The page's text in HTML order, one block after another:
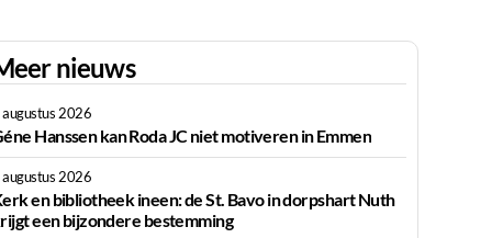
nieuws
2026
Hanssen kan Roda JC niet motiveren in Emmen
2026
en bibliotheek ineen: de St. Bavo in dorpshart Nuth
een bijzondere bestemming